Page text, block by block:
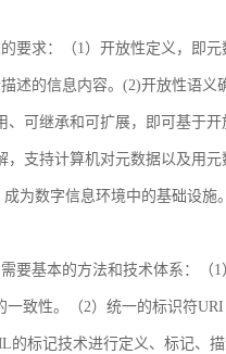
要求：（1）开放性定义，即
的信息内容。(2)开放性语义
可继承和可扩展，即可基于
支持计算机对元数据以及用
为数字信息环境中的基础设施。
要基本的方法和技术体系：（1
致性。（2）统一的标识符
标记技术进行定义、标记、